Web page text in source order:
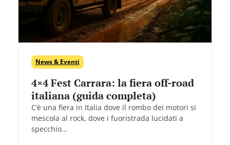
News & Eventi
4×4 Fest Carrara: la fiera off-road
italiana (guida completa)
C’è una fiera in Italia dove il rombo dei motori si
mescola al rock, dove i fuoristrada lucidati a
specchio…